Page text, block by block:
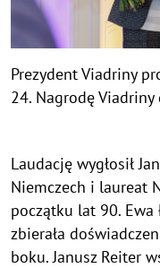
Prezydent Viadriny
24. Nagrodę
Laudację wygłosił
Niemczech i laureat
początku lat 90. Ewa
zbierała
boku. Janusz Reiter